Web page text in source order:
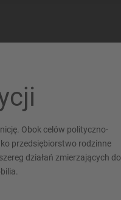
Obok celów polityczno-
przedsiębiorstwo rodzinne
działań zmierzających do